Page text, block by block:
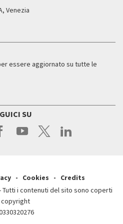
Venezia
essere aggiornato su tutte le
SU
Cookies
Credits
Tutti i contenuti del sito sono coperti
copyright